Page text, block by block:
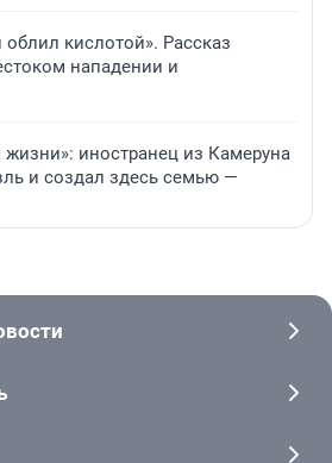
облил кислотой». Рассказ
нападении и
иностранец из Камеруна
и создал здесь семью —